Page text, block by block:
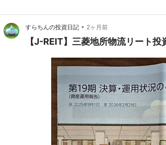
すらちんの投資日記 • 2ヶ月前
【J-REIT】三菱地所物流リート投